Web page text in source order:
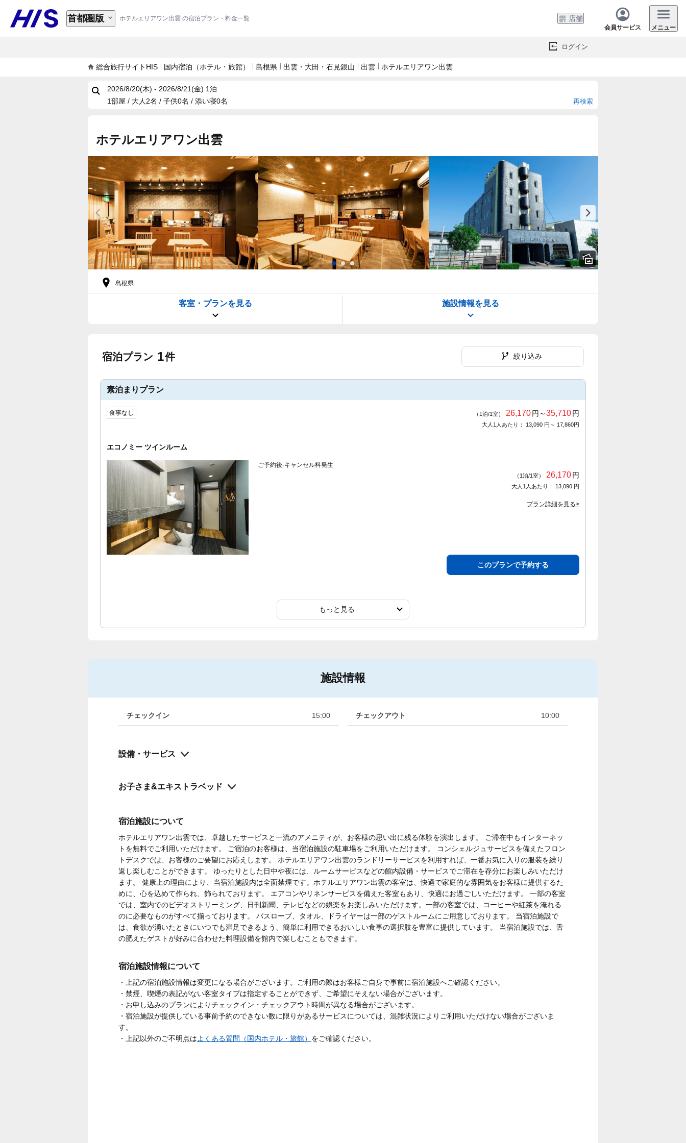
ホテルエリアワン出雲 の宿泊プラン・料金一覧
首都圏版 店舗
会員サービス メニュー
ログイン
総合旅行サイトHIS 国内宿泊（ホテル・旅館） 島根県 出雲・大田・石見銀山 出雲 ホテルエリアワン出雲
2026/8/20(木) - 2026/8/21(金) 1泊
1部屋 / 大人2名 / 子供0名 / 添い寝0名
再検索
ホテルエリアワン出雲
島根県
客室・プランを見る 施設情報を見る
宿泊プラン 1件 絞り込み
素泊まりプラン
食事なし （1泊/1室） 26,170円～35,710円
大人1人あたり： 13,090 円～ 17,860円
エコノミー ツインルーム
ご予約後-キャンセル料発生
（1泊/1室） 26,170円
大人1人あたり： 13,090 円
プラン詳細を見る>
このプランで予約する
もっと見る
施設情報
チェックイン 15:00 チェックアウト 10:00
設備・サービス
お子さま&エキストラベッド
宿泊施設について
ホテルエリアワン出雲では、卓越したサービスと一流のアメニティが、お客様の思い出に残る体験を演出します。 ご滞在中もインターネッ
トを無料でご利用いただけます。 ご宿泊のお客様は、当宿泊施設の駐車場をご利用いただけます。 コンシェルジュサービスを備えたフロン
トデスクでは、お客様のご要望にお応えします。 ホテルエリアワン出雲のランドリーサービスを利用すれば、一番お気に入りの服装を繰り
返し楽しむことができます。 ゆったりとした日中や夜には、ルームサービスなどの館内設備・サービスでご滞在を存分にお楽しみいただけ
ます。 健康上の理由により、当宿泊施設内は全面禁煙です。ホテルエリアワン出雲の客室は、快適で家庭的な雰囲気をお客様に提供するた
めに、心を込めて作られ、飾られております。 エアコンやリネンサービスを備えた客室もあり、快適にお過ごしいただけます。 一部の客室
では、室内でのビデオストリーミング、日刊新聞、テレビなどの娯楽をお楽しみいただけます。一部の客室では、コーヒーや紅茶を淹れる
のに必要なものがすべて揃っております。 バスローブ、タオル、ドライヤーは一部のゲストルームにご用意しております。 当宿泊施設で
は、食欲が湧いたときにいつでも満足できるよう、簡単に利用できるおいしい食事の選択肢を豊富に提供しています。 当宿泊施設では、舌
の肥えたゲストが好みに合わせた料理設備を館内で楽しむこともできます。
宿泊施設情報について
・上記の宿泊施設情報は変更になる場合がございます。ご利用の際はお客様ご自身で事前に宿泊施設へご確認ください。
・禁煙、喫煙の表記がない客室タイプは指定することができず、ご希望にそえない場合がございます。
・お申し込みのプランによりチェックイン・チェックアウト時間が異なる場合がございます。
・宿泊施設が提供している事前予約のできない数に限りがあるサービスについては、混雑状況によりご利用いただけない場合がございま
す。
・上記以外のご不明点はよくある質問（国内ホテル・旅館） をご確認ください。